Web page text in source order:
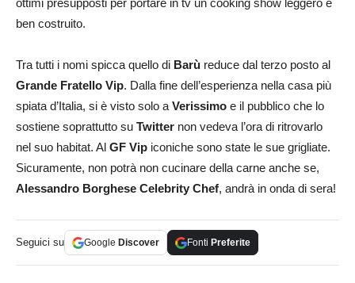
ottimi presupposti per portare in tv un cooking show leggero e
ben costruito.
Tra tutti i nomi spicca quello di Barù reduce dal terzo posto al
Grande Fratello Vip. Dalla fine dell’esperienza nella casa più
spiata d’Italia, si è visto solo a Verissimo e il pubblico che lo
sostiene soprattutto su Twitter non vedeva l’ora di ritrovarlo
nel suo habitat. Al GF Vip iconiche sono state le sue grigliate.
Sicuramente, non potrà non cucinare della carne anche se,
Alessandro Borghese Celebrity Chef, andrà in onda di sera!
Seguici su Google Discover Fonti Preferite